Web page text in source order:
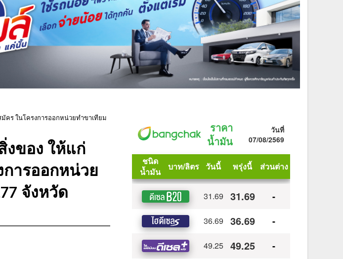
คร ในโครงการออกหน่วยทำขาเทียม
ของ ให้แก่
ารออกหน่วย
จังหวัด